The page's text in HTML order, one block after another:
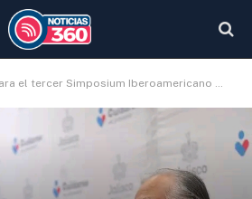
tercer Simposium Iberoamericano de Alzheimer.